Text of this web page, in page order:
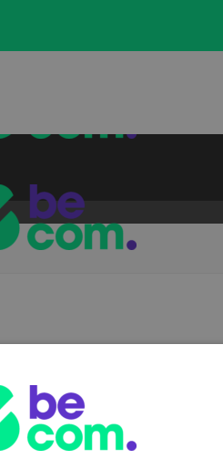
op pakjes onder €150 uit niet-EU-